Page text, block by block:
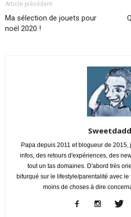
Article précédent
Ma sélection de jouets pour
noël 2020 !
Papa depuis 2011 et blogueur de
infos, des retours d'expériences, des
tout un tas domaines. D'abord très
bifurqué sur le lifestyle/parentalité avec
moins de choses à dire